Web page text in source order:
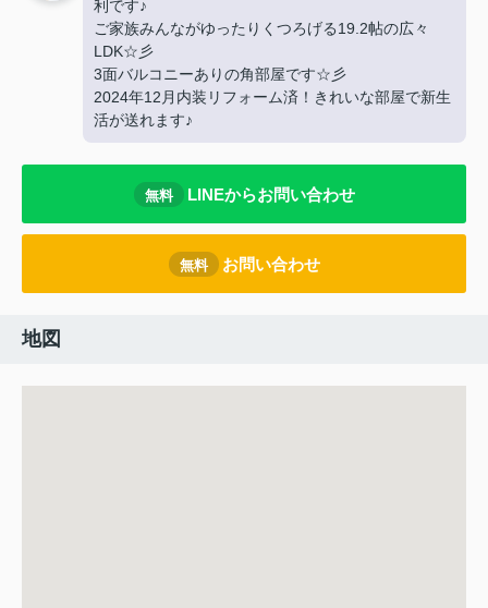
利です♪
ご家族みんながゆったりくつろげる19.2帖の広々
LDK☆彡
3面バルコニーありの角部屋です☆彡
2024年12月内装リフォーム済！きれいな部屋で新生
活が送れます♪
無料 LINEからお問い合わせ
無料 お問い合わせ
地図